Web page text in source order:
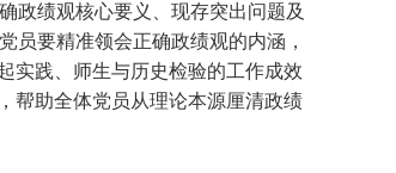
政绩观核心要义、现存突出问题及
员要精准领会正确政绩观的内涵，
实践、师生与历史检验的工作成效
帮助全体党员从理论本源厘清政绩